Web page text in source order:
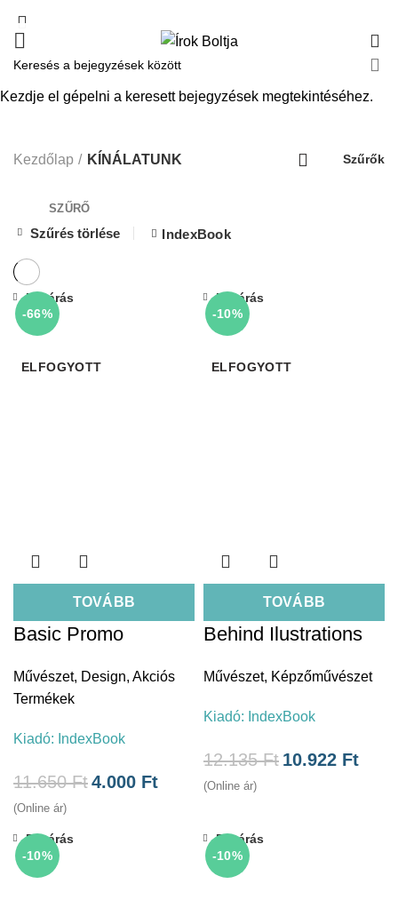
KÍNÁLATUNK
Kezdőlap KÍNÁLATUNK Szűrők
SZŰRŐ
Szűrés törlése IndexBook
-66%
ELFOGYOTT
TOVÁBB
Bezárás
Basic Promo
Művészet, Design, Akciós
Termékek
Kiadó: IndexBook
11.650Ft4.000 Ft
(Online ár)
-10%
ELFOGYOTT
TOVÁBB
Bezárás
Behind Ilustrations
Művészet, Képzőművészet
Kiadó: IndexBook
12.135Ft 10.922 Ft
(Online ár)
-10%
Bezárás
-10%
Bezárás
Kezdje el gépelni a keresett bejegyzések megtekintéséhez.